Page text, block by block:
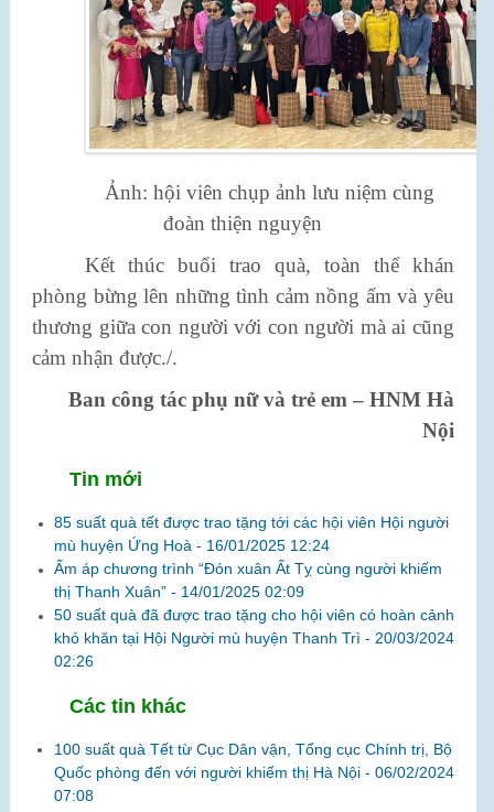
Ảnh: hội viên chụp ảnh lưu niệm cùng
đoàn thiện nguyện
Kết thúc buổi trao quà, toàn thể khán
phòng bừng lên những tình cảm nồng ấm và yêu
thương giữa con người với con người mà ai cũng
cảm nhận được./.
Ban công tác phụ nữ và trẻ em – HNM Hà
Nội
Tin mới
85 suất quà tết được trao tặng tới các hội viên Hội người
mù huyện Ứng Hoà - 16/01/2025 12:24
Ấm áp chương trình “Đón xuân Ất Tỵ cùng người khiếm
thị Thanh Xuân” - 14/01/2025 02:09
50 suất quà đã được trao tặng cho hội viên có hoàn cảnh
khó khăn tại Hội Người mù huyện Thanh Trì - 20/03/2024
02:26
Các tin khác
100 suất quà Tết từ Cục Dân vận, Tổng cục Chính trị, Bộ
Quốc phòng đến với người khiếm thị Hà Nội - 06/02/2024
07:08